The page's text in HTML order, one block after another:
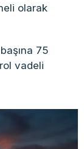
olarak
75
vadeli